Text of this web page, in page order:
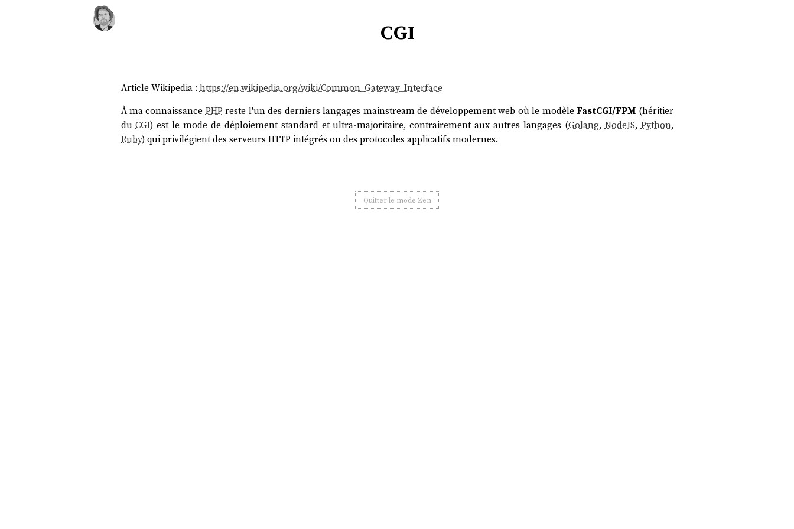
cgi
Article Wikipedia : https://en.wikipedia.org/wiki/Common_Gateway_Interface
À ma connaissancePHP reste l'un des derniers langages mainstream de développement web où le modèleFastCGI/FPM (héritier
duCGI) est le mode de déploiement standard et ultra-majoritaire, contrairement aux autres langages (Golang,NodeJS,Python,
Ruby) qui privilégient des serveurs HTTP intégrés ou des protocoles applicatifs modernes.
Quitter le mode Zen